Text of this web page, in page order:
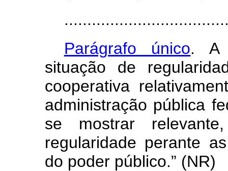
Parágrafo único. A
situação de
cooperativa
administração pública
se mostrar
regularidade perante
do poder público.” (NR)